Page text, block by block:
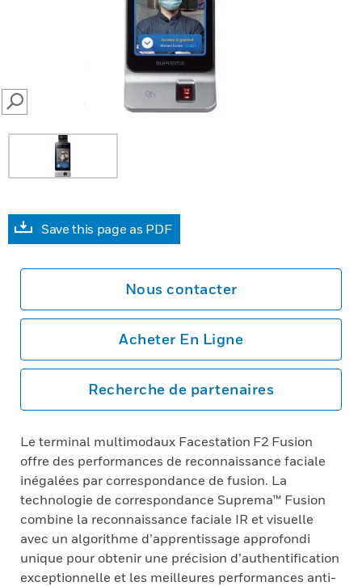
SEARCH
Save this page as PDF
Nous contacter
Acheter En Ligne
Recherche de partenaires
Le terminal multimodaux Facestation F2 Fusion
offre des performances de reconnaissance faciale
inégalées par correspondance de fusion. La
technologie de correspondance Suprema™ Fusion
combine la reconnaissance faciale IR et visuelle
avec un algorithme d’apprentissage approfondi
unique pour obtenir une précision d’authentification
exceptionnelle et les meilleures performances anti-